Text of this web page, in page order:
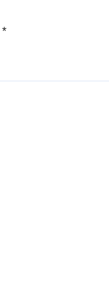
*